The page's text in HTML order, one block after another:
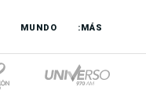
MUNDO :MÁS